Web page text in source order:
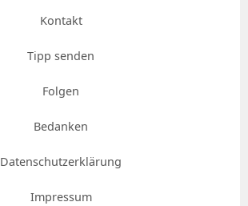
Kontakt
Tipp senden
Folgen
Bedanken
Datenschutzerklärung
Impressum